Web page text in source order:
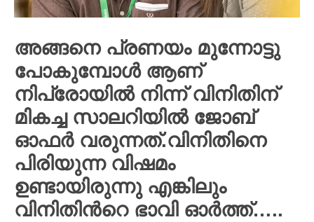
അങ്ങനെ പ്രണയം മുന്നോട്ടു
പോകുമ്പോൾ ആണ്
നിപ്രോയിൽ നിന്ന് വിനിതിന്
മികച്ച സാലറിയിൽ ജോബ്
ഓഫർ വരുന്നത്.വിനിതിനെ
പിരിയുന്ന വിഷമം
ഉണ്ടായിരുന്നു എങ്കിലും
വിനിതിൻറെ ഭാവി ഓർത്ത്…..